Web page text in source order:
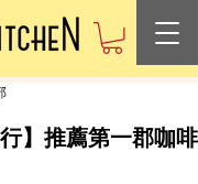
】推薦第一郡咖啡